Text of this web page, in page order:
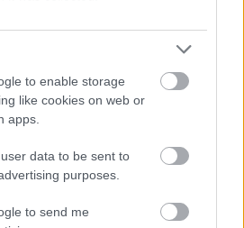
to enable storage
like cookies on web or
apps.
data to be sent to
purposes.
to send me
αποδοχές λαμβάνει
401 ευρώ μικτά
64 έτημε 40 χρόνια